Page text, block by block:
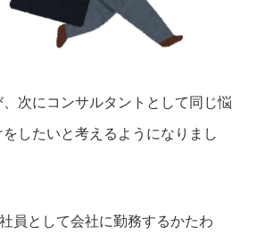
次にコンサルタントとして同じ悩
したいと考えるようになりまし
員として会社に勤務するかたわ